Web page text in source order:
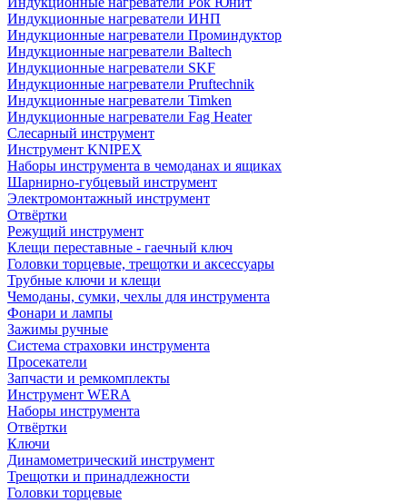
Индукционные нагреватели ИНП
Индукционные нагреватели Проминдуктор
Индукционные нагреватели Baltech
Индукционные нагреватели SKF
Индукционные нагреватели Pruftechnik
Индукционные нагреватели Timken
Индукционные нагреватели Fag Heater
Слесарный инструмент
Инструмент KNIPEX
Наборы инструмента в чемоданах и ящиках
Шарнирно-губцевый инструмент
Электромонтажный инструмент
Отвёртки
Режущий инструмент
Клещи переставные - гаечный ключ
Головки торцевые, трещотки и аксессуары
Трубные ключи и клещи
Чемоданы, сумки, чехлы для инструмента
Фонари и лампы
Зажимы ручные
Система страховки инструмента
Просекатели
Запчасти и ремкомплекты
Инструмент WERA
Наборы инструмента
Отвёртки
Ключи
Динамометрический инструмент
Трещотки и принадлежности
Головки торцевые